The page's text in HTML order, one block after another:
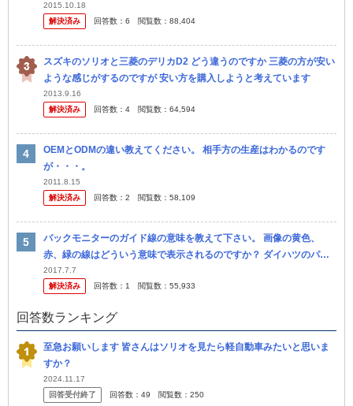
車検切れで、車の購入を考えていますが ・荷台が広く、車中泊...
2015.10.18
解決済み
回答数： 6 閲覧数： 88,404
スズキのソリオと三菱のデリカD2 どう違うのですか 三菱の方が安い
ような感じがするのですが 安い方を購入しようと考えています
2013.9.16
解決済み
回答数： 4 閲覧数： 64,594
OEMとODMの違い教えてください。 相手方の生産はわかるのです
が・・・。
2011.8.15
解決済み
回答数： 2 閲覧数： 58,109
バックモニターのガイド線の意味を教えて下さい。 画像の黄色、
赤、緑の線はどういう意味で表示されるのですか？ ダイハツのパノ
ラマモニターやスズキの全方位ナビ、ほかのメーカーもありますが、
その中で...
2017.7.7
解決済み
回答数： 1 閲覧数： 55,933
回答数ランキング
至急お願いします 皆さんはソリオを見たら軽自動車みたいと思いま
すか？
2024.11.17
回答受付終了
回答数： 49 閲覧数： 250